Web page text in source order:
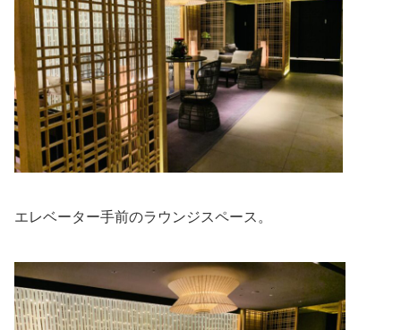
エレベーター手前のラウンジスペース。